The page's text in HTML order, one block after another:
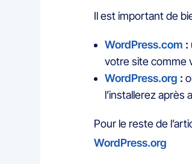
Il est important de
WordPress.com :
votre site comme
WordPress.org :
l’installerez
Pour le reste de
WordPress.org